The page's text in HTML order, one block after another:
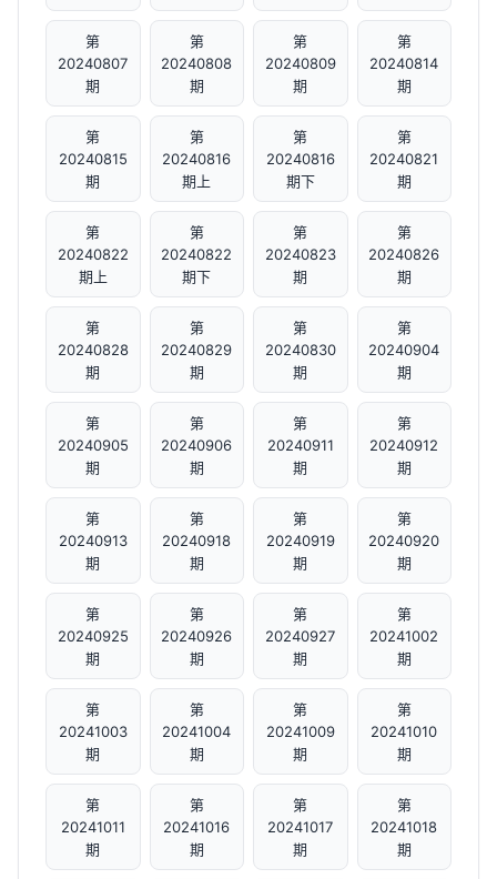
第
20240807
期
第
20240808
期
第
20240809
期
第
20240814
期
第
20240815
期
第
20240816
期上
第
20240816
期下
第
20240821
期
第
20240822
期上
第
20240822
期下
第
20240823
期
第
20240826
期
第
20240828
期
第
20240829
期
第
20240830
期
第
20240904
期
第
20240905
期
第
20240906
期
第
20240911
期
第
20240912
期
第
20240913
期
第
20240918
期
第
20240919
期
第
20240920
期
第
20240925
期
第
20240926
期
第
20240927
期
第
20241002
期
第
20241003
期
第
20241004
期
第
20241009
期
第
20241010
期
第
20241011
期
第
20241016
期
第
20241017
期
第
20241018
期